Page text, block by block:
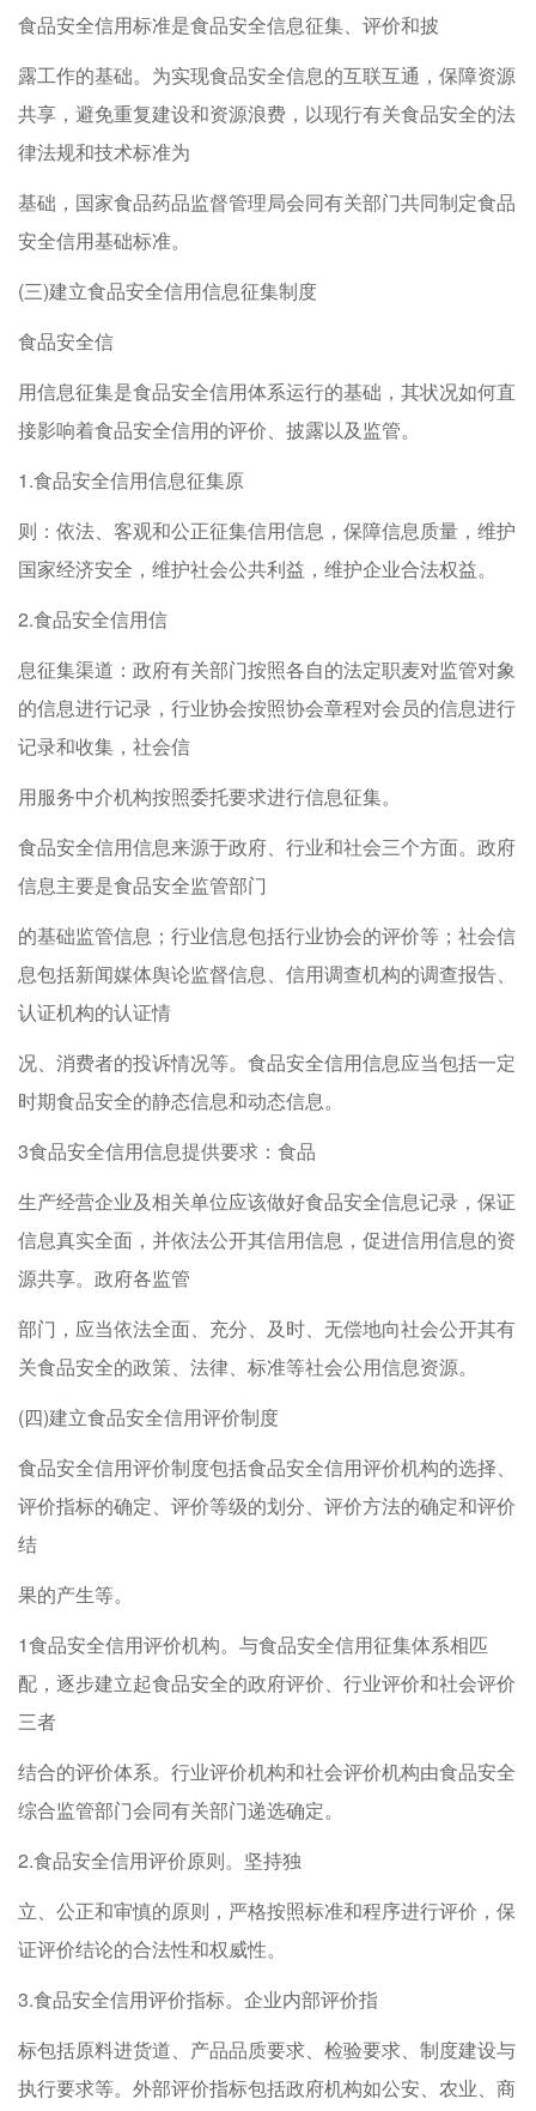
食品安全信用标准是食品安全信息征集、评价和披
露工作的基础。为实现食品安全信息的互联互通，保障资源
共享，避免重复建设和资源浪费，以现行有关食品安全的法
律法规和技术标准为
基础，国家食品药品监督管理局会同有关部门共同制定食品
安全信用基础标准。
(三)建立食品安全信用信息征集制度
食品安全信
用信息征集是食品安全信用体系运行的基础，其状况如何直
接影响着食品安全信用的评价、披露以及监管。
1.食品安全信用信息征集原
则：依法、客观和公正征集信用信息，保障信息质量，维护
国家经济安全，维护社会公共利益，维护企业合法权益。
2.食品安全信用信
息征集渠道：政府有关部门按照各自的法定职麦对监管对象
的信息进行记录，行业协会按照协会章程对会员的信息进行
记录和收集，社会信
用服务中介机构按照委托要求进行信息征集。
食品安全信用信息来源于政府、行业和社会三个方面。政府
信息主要是食品安全监管部门
的基础监管信息；行业信息包括行业协会的评价等；社会信
息包括新闻媒体舆论监督信息、信用调查机构的调查报告、
认证机构的认证情
况、消费者的投诉情况等。食品安全信用信息应当包括一定
时期食品安全的静态信息和动态信息。
3食品安全信用信息提供要求：食品
生产经营企业及相关单位应该做好食品安全信息记录，保证
信息真实全面，并依法公开其信用信息，促进信用信息的资
源共享。政府各监管
部门，应当依法全面、充分、及时、无偿地向社会公开其有
关食品安全的政策、法律、标准等社会公用信息资源。
(四)建立食品安全信用评价制度
食品安全信用评价制度包括食品安全信用评价机构的选择、
评价指标的确定、评价等级的划分、评价方法的确定和评价
结
果的产生等。
1食品安全信用评价机构。与食品安全信用征集体系相匹
配，逐步建立起食品安全的政府评价、行业评价和社会评价
三者
结合的评价体系。行业评价机构和社会评价机构由食品安全
综合监管部门会同有关部门递选确定。
2.食品安全信用评价原则。坚持独
立、公正和审慎的原则，严格按照标准和程序进行评价，保
证评价结论的合法性和权威性。
3.食品安全信用评价指标。企业内部评价指
标包括原料进货道、产品品质要求、检验要求、制度建设与
执行要求等。外部评价指标包括政府机构如公安、农业、商